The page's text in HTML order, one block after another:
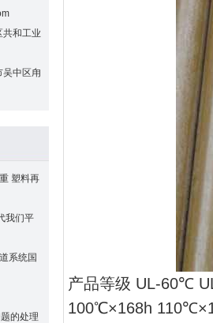
共和工业
吴中区甪
塑料再
我们平
系统国
的处理
产品等级 UL-60℃
100℃×168h